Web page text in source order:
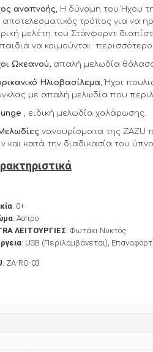
αναπνοής, Η δύναμη του Ήχου
αποτελεσματικός τρόπος για να
μελέτη του Στάνφορντ
να κοιμούνται
Ωκεανού, απαλή μελωδία
Ηλιοβασίλεμα, Ήχοι
με απαλή μελωδία που
, ειδική μελωδία χαλάρωσης.
νανουρίσματα της ZAZU
και κατά την διαδικασία του
: 0+
: Άσπρο
ΛΕΙΤΟΥΡΓΙΕΣ: Φωτάκι Νυκτός
: USB (Περιλαμβάνεται),
: ZA-RO-03